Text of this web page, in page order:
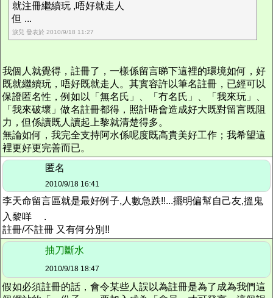
就注冊繼續玩 ,唔好就走人
但 ...
淚兒 發表於 2010/9/18 11:27
我個人就覺得，註冊了，一樣係留言睇下這裡的環境如何，好
既就繼續玩，唔好既就走人。其實容許以筆名註冊，已經可以
保證匿名性，例如以「無名氏」、「冇名氏」、「我來玩」、
「我來破壞」做名註冊都得，照計唔會造成好大既對留言既阻
力，但係讀既人讀起上黎就清楚得多。
無論如何，我完全支持阿水係呢度既高貴美好工作；我希望這
裡更好更完善而已。
匿名
2010/9/18 16:41
李天命留言區就是最好例子,人數急跌!!...擺明偏幫自己友,搵鬼
入黎咩
.
註冊/不註冊 又有何分別!!
抽刀斷水
2010/9/18 18:47
假如必須註冊的話，會令某些人誤以為註冊是為了成為我們這